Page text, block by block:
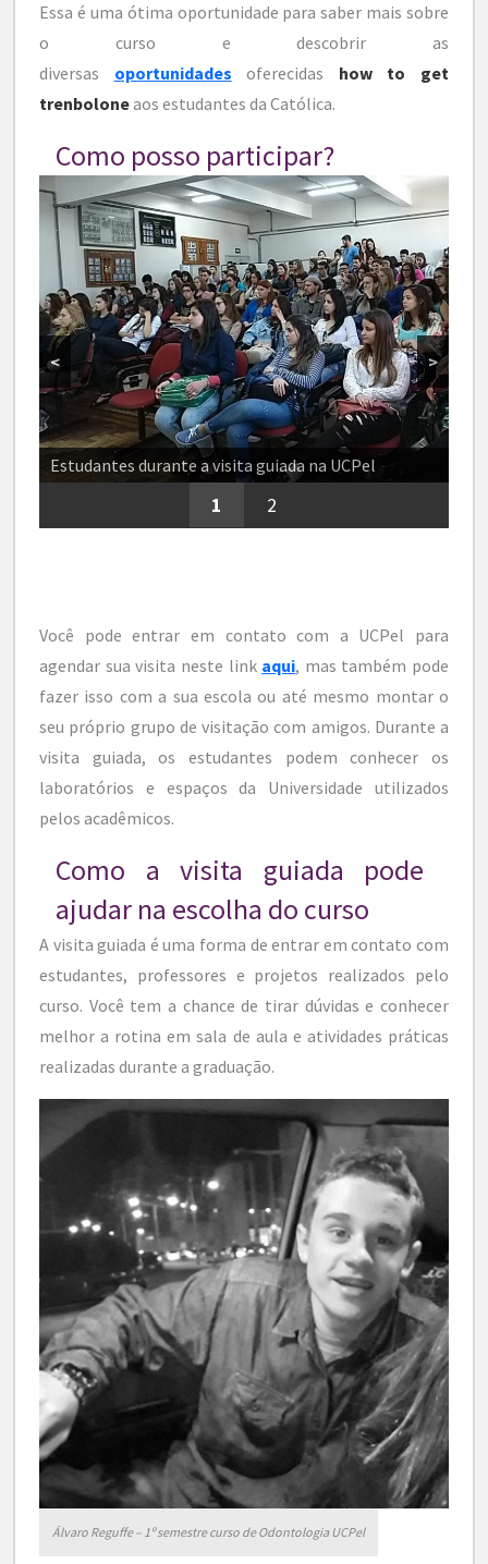
Essa é uma ótima oportunidade para saber mais sobre
o curso e descobrir as
diversas oportunidades oferecidas how to get
trenboloneaos estudantes da Católica.
Como posso participar?
Estudantes durante a visita guiada na UCPel
< >
1 2
Você pode entrar em contato com a UCPel para
agendar sua visita neste link aqui, mas também pode
fazer isso com a sua escola ou até mesmo montar o
seu próprio grupo de visitação com amigos. Durante a
visita guiada, os estudantes podem conhecer os
laboratórios e espaços da Universidade utilizados
pelos acadêmicos.
Como a visita guiada pode
ajudar na escolha do curso
A visita guiada é uma forma de entrar em contato com
estudantes, professores e projetos realizados pelo
curso. Você tem a chance de tirar dúvidas e conhecer
melhor a rotina em sala de aula e atividades práticas
realizadas durante a graduação.
Álvaro Reguffe – 1º semestre curso de Odontologia UCPel